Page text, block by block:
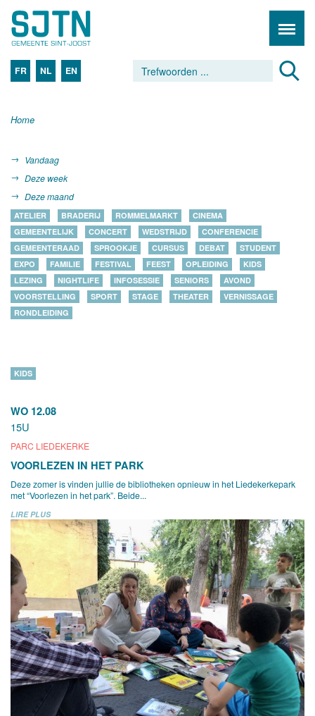
FR NL EN
Home
Vandaag
Deze week
Deze maand
ATELIER BRADERIJ ROMMELMARKT
CINEMA
GEMEENTELIJK
CONCERT WEDSTRIJD
CONFERENCIE
GEMEENTERAAD
SPROOKJE CURSUS DEBAT
STUDENT
EXPO
FAMILIE FESTIVAL FEEST OPLEIDING
KIDS
LEZING
NIGHTLIFE INFOSESSIE SENIORS
AVOND
VOORSTELLING
SPORT STAGE THEATER
VERNISSAGE
RONDLEIDING
WO 12.08
15U
PARC LIEDEKERKE
KIDS
VOORLEZEN IN HET PARK
Deze zomer is vinden jullie de bibliotheken opnieuw in het Liedekerkepark
met “Voorlezen in het park”. Beide...
LIRE PLUS